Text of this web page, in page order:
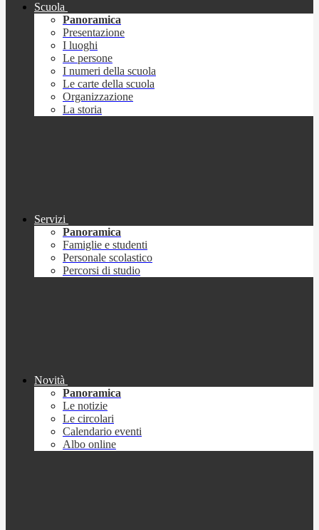
Scuola
Panoramica
Presentazione
I luoghi
Le persone
I numeri della scuola
Le carte della scuola
Organizzazione
La storia
Servizi
Panoramica
Famiglie e studenti
Personale scolastico
Percorsi di studio
Novità
Panoramica
Le notizie
Le circolari
Calendario eventi
Albo online